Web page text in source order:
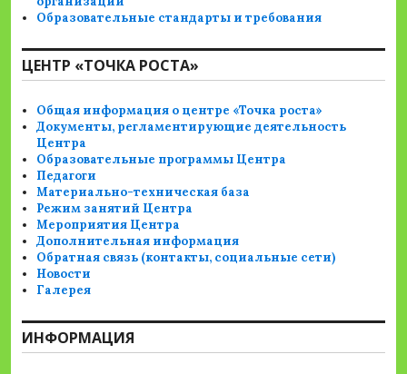
Образовательные стандарты и требования
ЦЕНТР «ТОЧКА РОСТА»
Общая информация о центре «Точка роста»
Документы, регламентирующие деятельность
Центра
Образовательные программы Центра
Педагоги
Материально-техническая база
Режим занятий Центра
Мероприятия Центра
Дополнительная информация
Обратная связь (контакты, социальные сети)
Новости
Галерея
ИНФОРМАЦИЯ